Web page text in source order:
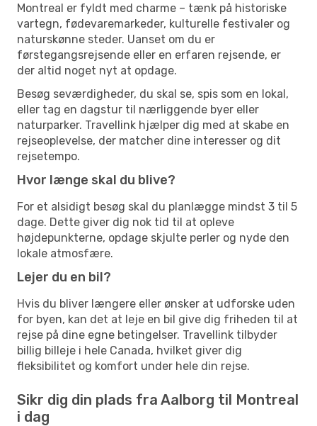
Montreal er fyldt med charme – tænk på historiske
vartegn, fødevaremarkeder, kulturelle festivaler og
naturskønne steder. Uanset om du er
førstegangsrejsende eller en erfaren rejsende, er
der altid noget nyt at opdage.
Besøg seværdigheder, du skal se, spis som en lokal,
eller tag en dagstur til nærliggende byer eller
naturparker. Travellink hjælper dig med at skabe en
rejseoplevelse, der matcher dine interesser og dit
rejsetempo.
Hvor længe skal du blive?
For et alsidigt besøg skal du planlægge mindst 3 til 5
dage. Dette giver dig nok tid til at opleve
højdepunkterne, opdage skjulte perler og nyde den
lokale atmosfære.
Lejer du en bil?
Hvis du bliver længere eller ønsker at udforske uden
for byen, kan det at leje en bil give dig friheden til at
rejse på dine egne betingelser. Travellink tilbyder
billig billeje i hele Canada, hvilket giver dig
fleksibilitet og komfort under hele din rejse.
Sikr dig din plads fra Aalborg til Montreal
i dag